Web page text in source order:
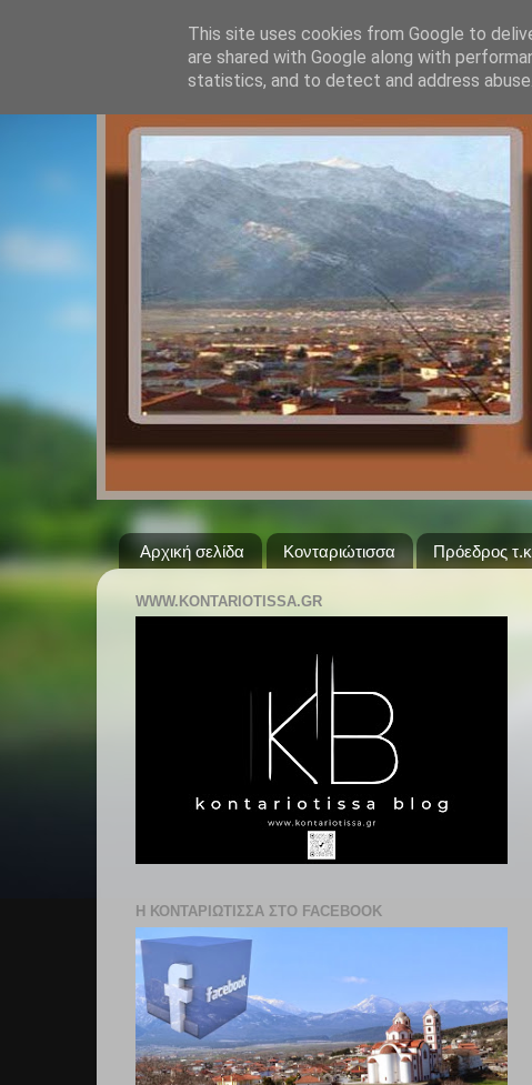
Αρχική σελίδα Κονταριώτισσα Πρόεδρος
WWW.KONTARIOTISSA.GR
Η ΚΟΝΤΑΡΙΩΤΙΣΣΑ ΣΤΟ FACEBOOK
This site uses cookies from Google to
are shared with Google along with
statistics, and to detect and address abuse.